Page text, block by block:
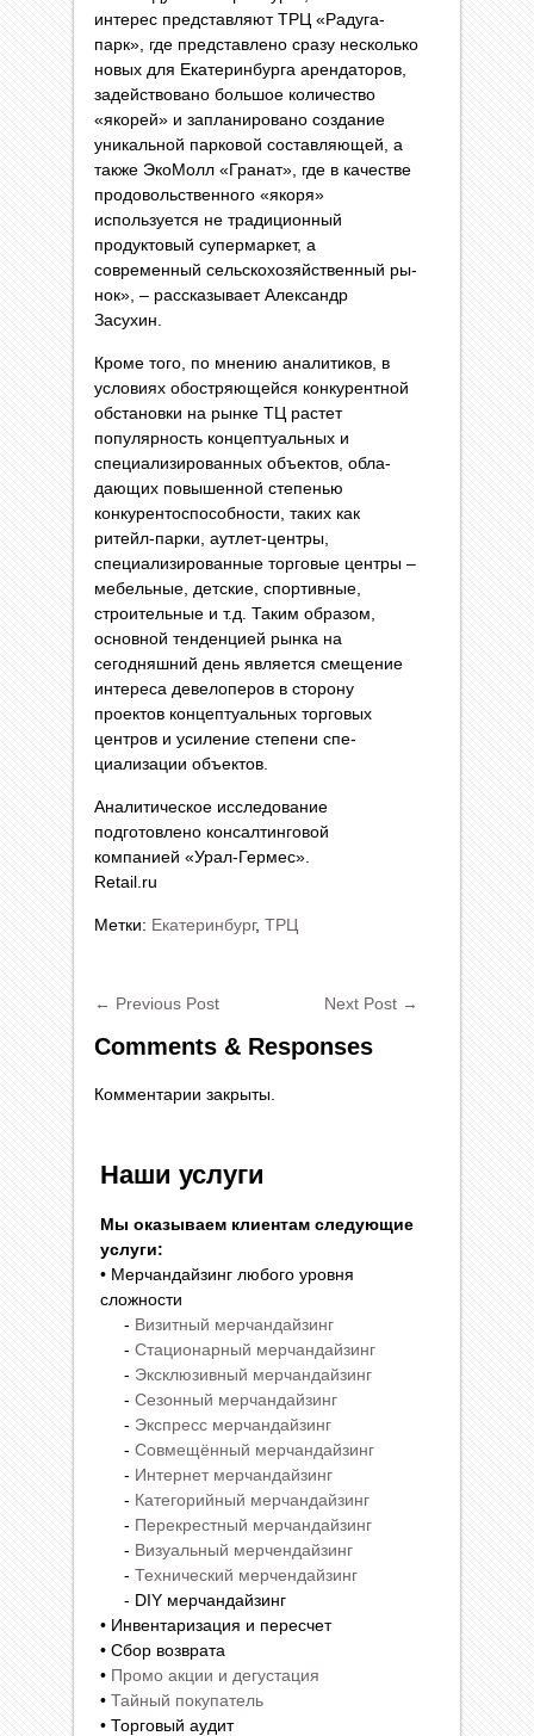
интерес представляют ТРЦ «Радуга-
парк», где представлено сразу несколько
новых для Екатерин­бурга арендаторов,
задействовано большое количество
«якорей» и запланировано создание
уникальной парковой составляющей, а
также ЭкоМолл «Гранат», где в качестве
продовольственного «якоря»
используется не традиционный
продуктовый супермаркет, а
современный сельско­хозяйственный ры­
нок», – рассказывает Александр
Засухин.
Кроме того, по мнению аналитиков, в
условиях обостряющейся конкурентной
обста­новки на рынке ТЦ растет
популярность кон­цептуальных и
специализированных объектов, обла­
дающих повышен­ной степенью
конкурентоспособности, таких как
ритейл-парки, аутлет-центры,
специализиро­ванные торговые центры –
мебельные, детские, спортивные,
строительные и т.д. Таким образом,
основной тенденцией рынка на
сегодняшний день явля­ется смещение
интереса девелоперов в сторону
проектов концеп­туальных торговых
центров и усиление степени спе­
циализации объектов.
Аналитическое исследование
подготовлено консалтинговой
компанией «Урал-Гермес».
Retail.ru
Метки: Екатеринбург, ТРЦ
← Previous Post Next Post →
Comments & Responses
Комментарии закрыты.
Наши услуги
Мы оказываем клиентам следующие
услуги:
• Мерчандайзинг любого уровня
сложности
- Визитный мерчандайзинг
- Стационарный мерчандайзинг
- Эксклюзивный мерчандайзинг
- Сезонный мерчандайзинг
- Экспресс мерчандайзинг
- Совмещённый мерчандайзинг
- Интернет мерчандайзинг
- Категорийный мерчандайзинг
- Перекрестный мерчандайзинг
- Визуальный мерчендайзинг
- Технический мерчендайзинг
- DIY мерчандайзинг
• Инвентаризация и пересчет
• Сбор возврата
• Промо акции и дегустация
• Тайный покупатель
• Торговый аудит